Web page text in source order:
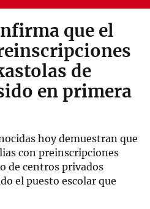
que el
de
en primera
hoy demuestran que
con preinscripciones
de centros privados
el puesto escolar que